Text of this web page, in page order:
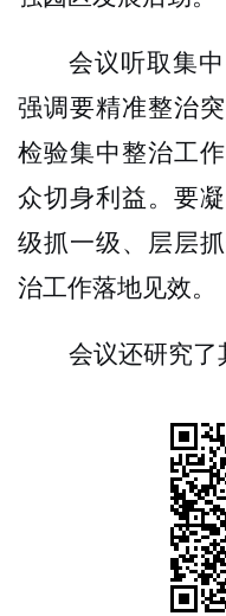
会议听取集
强调要精准整治
检验集中整治工
众切身利益。要
级抓一级、层层
治工作落地见效。
会议还研究了